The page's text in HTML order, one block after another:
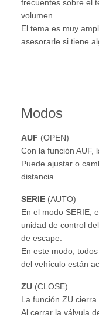
frecuentes sobre el
volumen.
El tema es muy
asesorarle si tiene
Modos
AUF (OPEN)
Con la función AUF,
Puede ajustar o
distancia.
SERIE (AUTO)
En el modo SERIE,
unidad de control
de escape.
En este modo,
del vehículo están
ZU (CLOSE)
La función ZU cierra
Al cerrar la válvula